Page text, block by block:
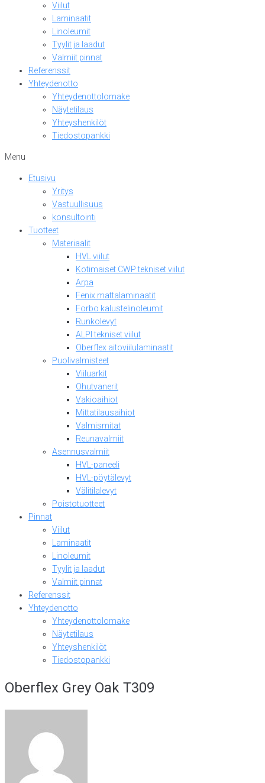
Viilut
Laminaatit
Linoleumit
Tyylit ja laadut
Valmiit pinnat
Referenssit
Yhteydenotto
Yhteydenottolomake
Näytetilaus
Yhteyshenkilöt
Tiedostopankki
Menu
Etusivu
Yritys
Vastuullisuus
konsultointi
Tuotteet
Materiaalit
HVL viilut
Kotimaiset CWP tekniset viilut
Arpa
Fenix mattalaminaatit
Forbo kalustelinoleumit
Runkolevyt
ALPI tekniset viilut
Oberflex aitoviilulaminaatit
Puolivalmisteet
Viiluarkit
Ohutvanerit
Vakioaihiot
Mittatilausaihiot
Valmismitat
Reunavalmiit
Asennusvalmiit
HVL-paneeli
HVL-pöytälevyt
Välitilalevyt
Poistotuotteet
Pinnat
Viilut
Laminaatit
Linoleumit
Tyylit ja laadut
Valmiit pinnat
Referenssit
Yhteydenotto
Yhteydenottolomake
Näytetilaus
Yhteyshenkilöt
Tiedostopankki
Oberflex Grey Oak T309